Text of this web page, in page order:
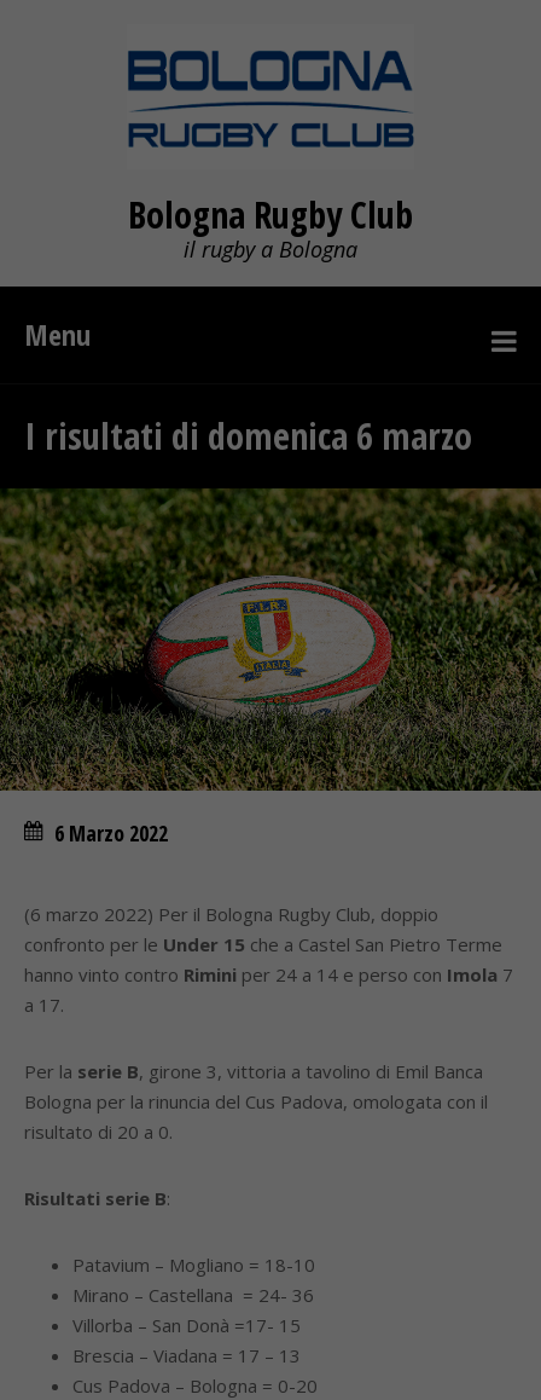
Bologna Rugby Club
il rugby a Bologna
Menu
I risultati di domenica 6 marzo
6 Marzo 2022
(6 marzo 2022) Per il Bologna Rugby Club, doppio
confronto per le Under 15 che a Castel San Pietro Terme
hanno vinto contro Rimini per 24 a 14 e perso con Imola 7
a 17.
Per la serie B, girone 3, vittoria a tavolino di Emil Banca
Bologna per la rinuncia del Cus Padova, omologata con il
risultato di 20 a 0.
Risultati serie B:
Patavium – Mogliano = 18-10
Mirano – Castellana = 24- 36
Villorba – San Donà =17- 15
Brescia – Viadana = 17 – 13
Cus Padova – Bologna = 0-20